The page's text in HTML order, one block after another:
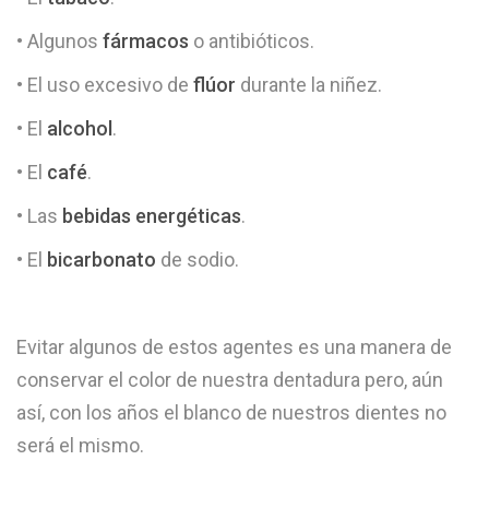
• Algunos fármacos o antibióticos.
• El uso excesivo de flúor durante la niñez.
• El alcohol.
• El café.
• Las bebidas energéticas.
• El bicarbonato de sodio.
Evitar algunos de estos agentes es una manera de
conservar el color de nuestra dentadura pero, aún
así, con los años el blanco de nuestros dientes no
será el mismo.